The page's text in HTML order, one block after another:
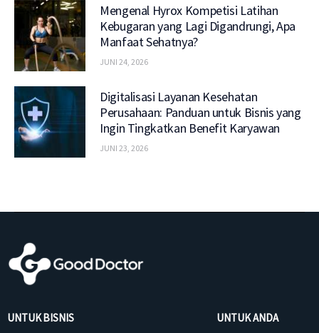
Mengenal Hyrox Kompetisi Latihan
Kebugaran yang Lagi Digandrungi, Apa
Manfaat Sehatnya?
JUNI 24, 2026
Digitalisasi Layanan Kesehatan
Perusahaan: Panduan untuk Bisnis yang
Ingin Tingkatkan Benefit Karyawan
JUNI 23, 2026
UNTUK BISNIS UNTUK ANDA